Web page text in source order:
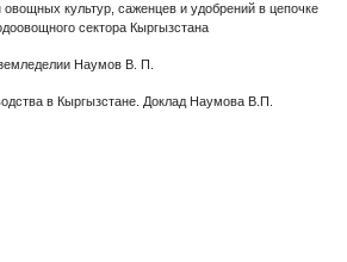
культур, саженцев и удобрений в цепочке
сектора Кыргызстана
Наумов В. П.
в Кыргызстане. Доклад Наумова В.П.